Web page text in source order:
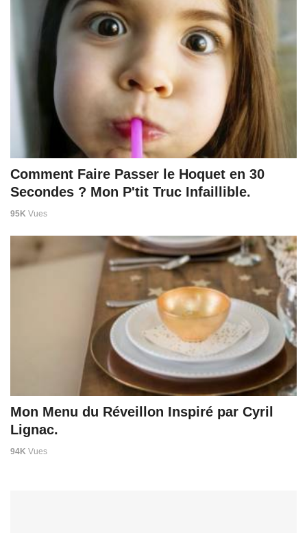
Comment Faire Passer le Hoquet en 30
Secondes ? Mon P'tit Truc Infaillible.
95K Vues
Mon Menu du Réveillon Inspiré par Cyril
Lignac.
94K Vues